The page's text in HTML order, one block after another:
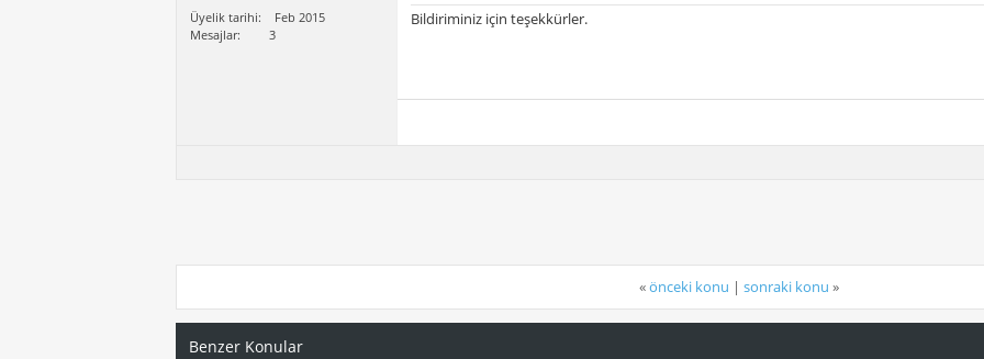
Üyelik tarihi
Feb 2015
Mesajlar
3
Bildiriminiz için teşekkürler.
«önceki konu | sonraki konu »
Benzer Konular